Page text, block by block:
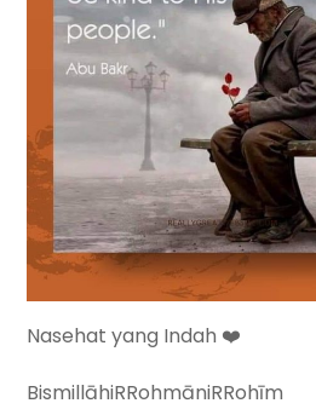
Nasehat yang Indah ❤️
BismillāhiRRohmāniRRohīm